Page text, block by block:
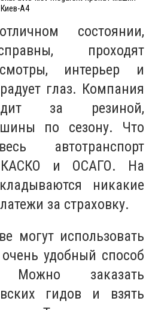
Киев-A4
состоянии,
проходят
интерьер и
глаз. Компания
за резиной,
по сезону. Что
автотранспорт
КАСКО и ОСАГО. На
никакие
за страховку.
могут использовать
удобный способ
Можно заказать
гидов и взять